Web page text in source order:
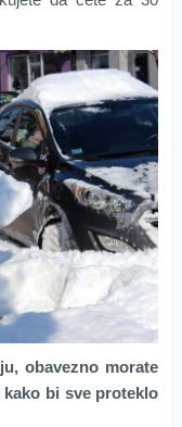
obavezno morate
bi sve proteklo